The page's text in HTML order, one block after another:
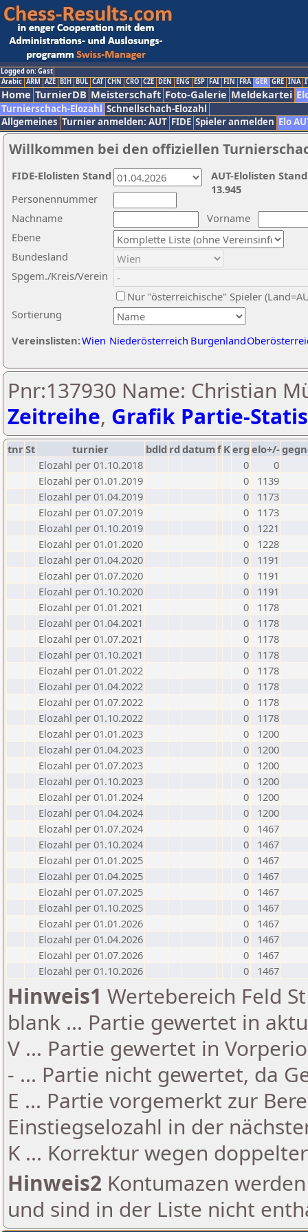
Logged on: Gast
Arabic ARM AZE BIH BUL CAT CHN CRO CZE DEN ENG ESP FAI FIN FRA GER GRE INA
Home TurnierDB Meisterschaft Foto-Galerie Meldekartei
Turnierschach-Elozahl Schnellschach-Elozahl
Allgemeines Turnier anmelden: AUT FIDE Spieler anmelden Elo
Willkommen bei den offiziellen
Nachname
Vorname
Ebene
Sortierung
Personennummer
Bundesland
Spgem./Kreis/Verein
Nur "österreichische" Spieler
Vereinslisten:Wien Niederösterreich Burgenland
AUT-Elolisten
13.945
FIDE-Elolisten Stand
Pnr:137930 Name: Christian
Zeitreihe, Grafik Partie-
tnrSt turnier bdld rd datumf Kerg elo+/-
Elozahl per 01.10.2018
0
0
Elozahl per 01.01.2019
0
1139
Elozahl per 01.04.2019
0
1173
Elozahl per 01.07.2019
0
1173
Elozahl per 01.10.2019
0
1221
Elozahl per 01.01.2020
0
1228
Elozahl per 01.04.2020
0
1191
Elozahl per 01.07.2020
0
1191
Elozahl per 01.10.2020
0
1191
Elozahl per 01.01.2021
0
1178
Elozahl per 01.04.2021
0
1178
Elozahl per 01.07.2021
0
1178
Elozahl per 01.10.2021
0
1178
Elozahl per 01.01.2022
0
1178
Elozahl per 01.04.2022
0
1178
Elozahl per 01.07.2022
0
1178
Elozahl per 01.10.2022
0
1178
Elozahl per 01.01.2023
0
1200
Elozahl per 01.04.2023
0
1200
Elozahl per 01.07.2023
0
1200
Elozahl per 01.10.2023
0
1200
Elozahl per 01.01.2024
0
1200
Elozahl per 01.04.2024
0
1200
Elozahl per 01.07.2024
0
1467
Elozahl per 01.10.2024
0
1467
Elozahl per 01.01.2025
0
1467
Elozahl per 01.04.2025
0
1467
Elozahl per 01.07.2025
0
1467
Elozahl per 01.10.2025
0
1467
Elozahl per 01.01.2026
0
1467
Elozahl per 01.04.2026
0
1467
Elozahl per 01.07.2026
0
1467
Elozahl per 01.10.2026
0 1467
Hinweis1 Wertebereich Feld
blank ... Partie gewertet in
V ... Partie gewertet in
- ... Partie nicht gewertet, da
E ... Partie vorgemerkt zur
Einstiegselozahl in der
K ... Korrektur wegen
Hinweis2 Kontumazen
und sind in der Liste nicht